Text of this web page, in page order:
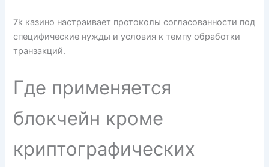
7k казино настраивает протоколы согласованности под
специфические нужды и условия к темпу обработки
транзакций.
Где применяется
блокчейн кроме
криптографических